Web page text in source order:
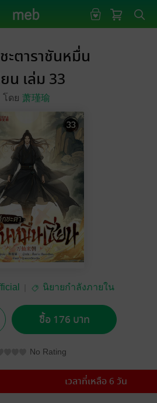
ะตาราชันหมื่น
น เล่ม 33
โดย 萧瑾瑜
นิยายกำลังภายใน
ซื้อ 176 บาท
No Rating
เวลาที่เหลือ 6 วัน